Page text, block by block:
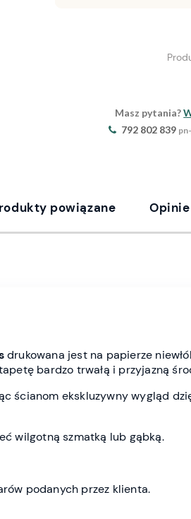
Masz pytania?
792 802 839
powiązane Opinie
drukowana jest na papierze
bardzo trwałą i przyjazną
ścianom ekskluzywny wygląd
wilgotną szmatką lub gąbką.
podanych przez klienta.